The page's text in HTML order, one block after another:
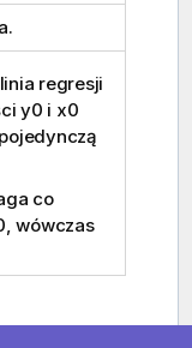
regresji
y0 i x0
co
, wówczas